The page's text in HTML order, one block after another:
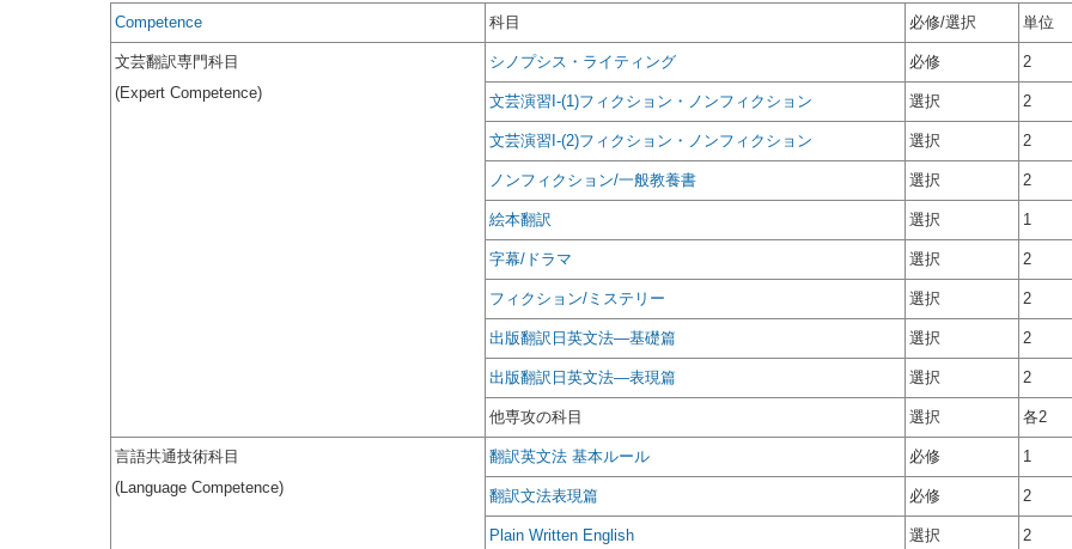
Competence 科目 必修/選択 単位
文芸翻訳専門科目
(Expert Competence)
シノプシス・ライティング 必修 2
文芸演習I-(1)フィクション・ノンフィクション 選択 2
文芸演習I-(2)フィクション・ノンフィクション 選択 2
ノンフィクション/一般教養書 選択 2
絵本翻訳 選択 1
字幕/ドラマ 選択 2
フィクション/ミステリー 選択 2
出版翻訳日英文法―基礎篇 選択 2
出版翻訳日英文法―表現篇 選択 2
他専攻の科目 選択 各2
言語共通技術科目
(Language Competence)
翻訳英文法 基本ルール 必修 1
翻訳文法表現篇 必修 2
Plain Written English 選択 2